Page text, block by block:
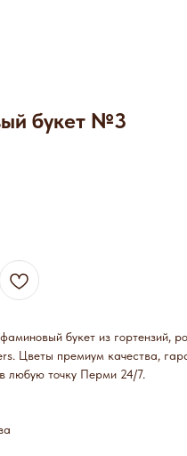
букет №3
букет из гортензий,
Цветы премиум качества,
любую точку Перми 24/7.